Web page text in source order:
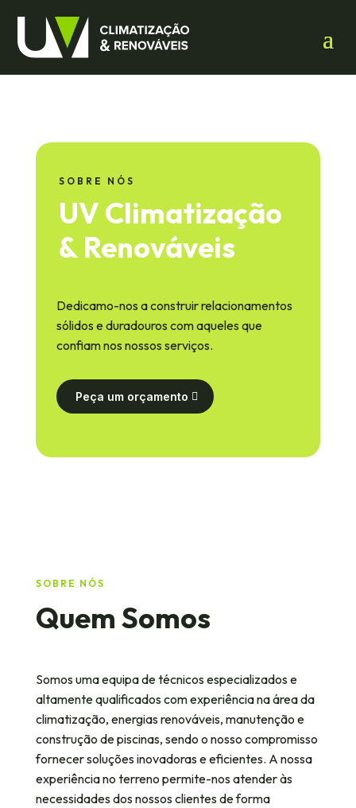
SOBRE NÓS
UV Climatização
& Renováveis
Dedicamo-nos a construir relacionamentos
sólidos e duradouros com aqueles que
confiam nos nossos serviços.
Peça um orçamento
SOBRE NÓS
Quem Somos
Somos uma equipa de técnicos especializados e
altamente qualificados com experiência na área da
climatização, energias renováveis, manutenção e
construção de piscinas, sendo o nosso compromisso
fornecer soluções inovadoras e eficientes. A nossa
experiência no terreno permite-nos atender às
necessidades dos nossos clientes de forma